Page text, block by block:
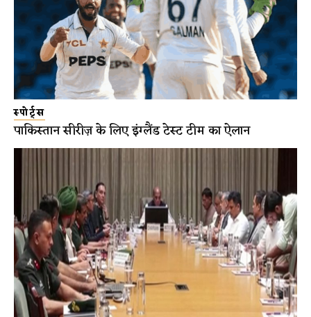
स्पोर्ट्स
पाकिस्तान सीरीज़ के लिए इंग्लैंड टेस्ट टीम का ऐलान